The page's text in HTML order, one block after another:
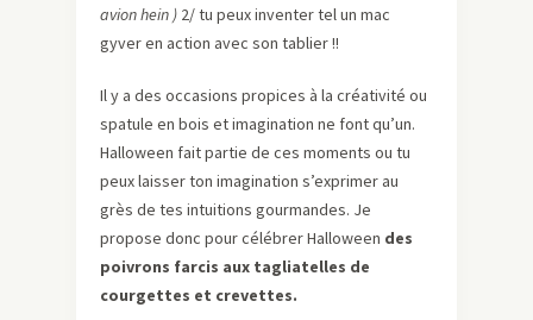
avion hein ) 2/ tu peux inventer tel un mac
gyver en action avec son tablier !!
Il y a des occasions propices à la créativité ou
spatule en bois et imagination ne font qu’un.
Halloween fait partie de ces moments ou tu
peux laisser ton imagination s’exprimer au
grès de tes intuitions gourmandes. Je
propose donc pour célébrer Halloween des
poivrons farcis aux tagliatelles de
courgettes et crevettes.